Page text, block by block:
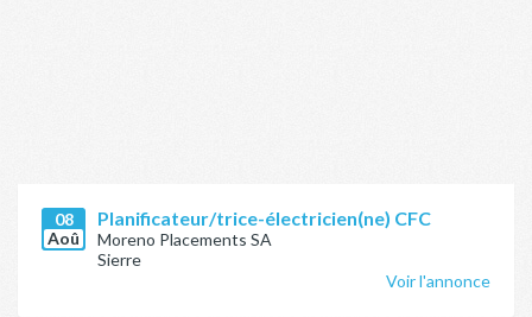
08
Aoû
Planificateur/trice-électricien(ne) CFC
Moreno Placements SA
Sierre
Voir l'annonce